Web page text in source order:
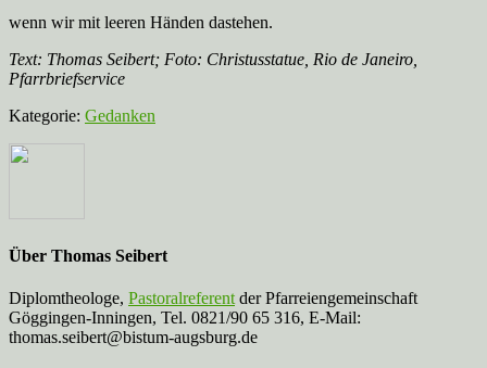
wenn wir mit leeren Händen dastehen.
Text: Thomas Seibert; Foto: Christusstatue, Rio de Janeiro,
Pfarrbriefservice
Kategorie: Gedanken
Über Thomas Seibert
Diplomtheologe, Pastoralreferent der Pfarreiengemeinschaft
Göggingen-Inningen, Tel. 0821/90 65 316, E-Mail:
thomas.seibert@bistum-augsburg.de